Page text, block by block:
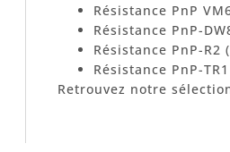
Résistance PnP
Résistance PnP-
Résistance PnP-R2
Résistance PnP-
Retrouvez notre